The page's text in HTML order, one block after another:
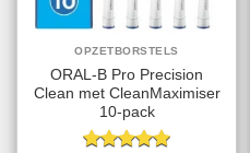
OPZETBORSTELS
ORAL-B Pro Precision
Clean met CleanMaximiser
10-pack